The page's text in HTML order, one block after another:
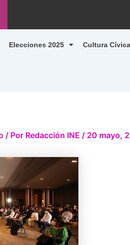
Elecciones 2025 Cultura Cívica
/ Por Redacción INE / 20 mayo,